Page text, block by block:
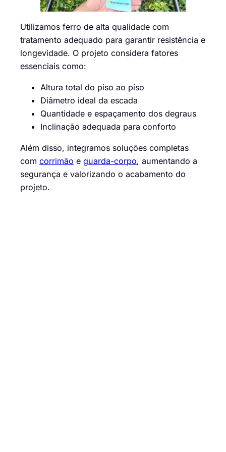
Utilizamos ferro de alta qualidade com
tratamento adequado para garantir resistência e
longevidade. O projeto considera fatores
essenciais como:
Altura total do piso ao piso
Diâmetro ideal da escada
Quantidade e espaçamento dos degraus
Inclinação adequada para conforto
Além disso, integramos soluções completas
com corrimão e guarda-corpo, aumentando a
segurança e valorizando o acabamento do
projeto.